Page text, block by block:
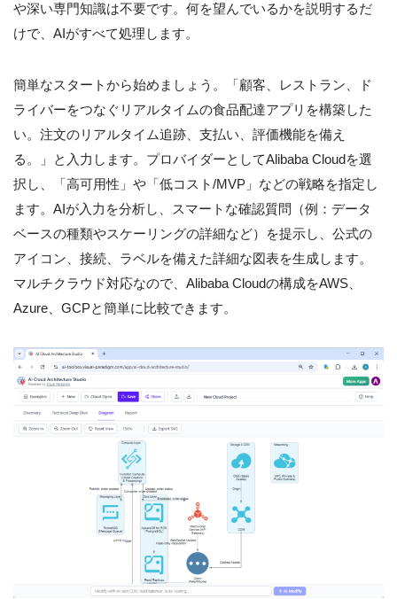
や深い専門知識は不要です。何を望んでいるかを説明するだ
けで、AIがすべて処理します。
簡単なスタートから始めましょう。「顧客、レストラン、ド
ライバーをつなぐリアルタイムの食品配達アプリを構築した
い。注文のリアルタイム追跡、支払い、評価機能を備え
る。」と入力します。プロバイダーとしてAlibaba Cloudを選
択し、「高可用性」や「低コスト/MVP」などの戦略を指定し
ます。AIが入力を分析し、スマートな確認質問（例：データ
ベースの種類やスケーリングの詳細など）を提示し、公式の
アイコン、接続、ラベルを備えた詳細な図表を生成します。
マルチクラウド対応なので、Alibaba Cloudの構成をAWS、
Azure、GCPと簡単に比較できます。